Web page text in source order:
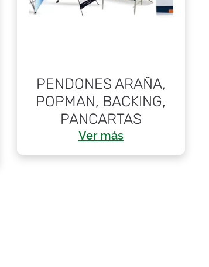
PENDONES ARAÑA,
POPMAN, BACKING,
PANCARTAS
Ver más